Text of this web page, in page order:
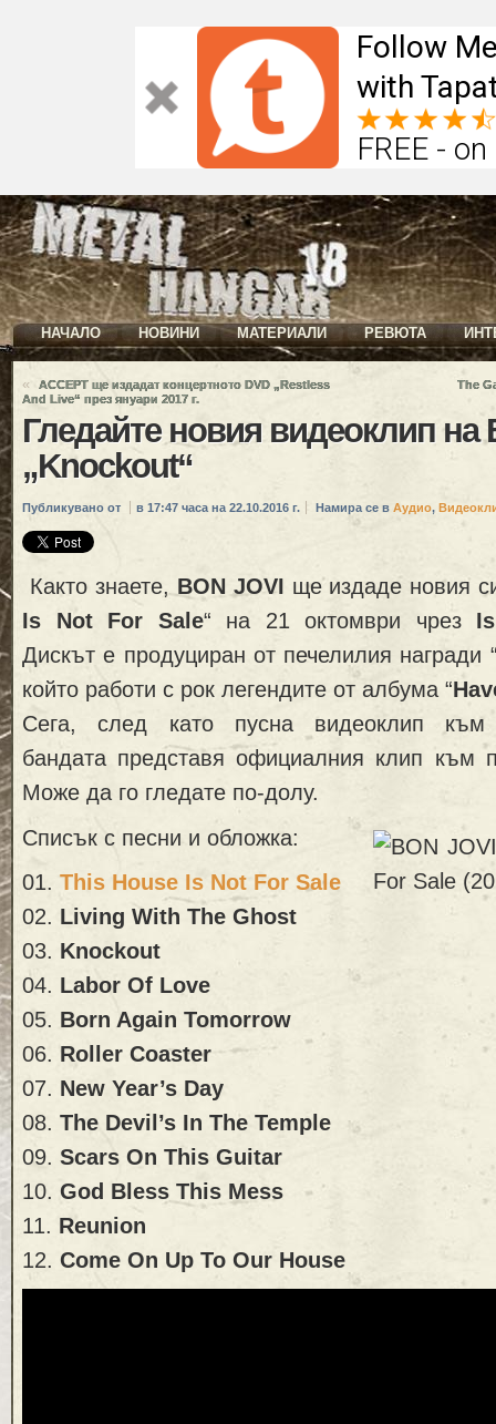
Follow
with
FREE -
НАЧАЛО НОВИНИ МАТЕРИАЛИ РЕВЮТА
«
ACCEPT ще издадат концертното DVD „Restless
And Live“ през януари 2017 г.
The
Гледайте новия видеоклип на
„Knockout“
Публикувано от в 17:47 часа на 22.10.2016 г. Намира се в Аудио,
Както знаете, BON JOVI ще издаде новия
Is Not For Sale“ на 21 октомври чрез
Дискът е продуциран от печелилия награди
който работи с рок легендите от албума “
Сега, след като пусна видеоклип към
бандата представя официалния клип към
Може да го гледате по-долу.
Списък с песни и обложка:
01. This House Is Not For Sale
02. Living With The Ghost
03. Knockout
04. Labor Of Love
05. Born Again Tomorrow
06. Roller Coaster
07. New Year’s Day
08. The Devil’s In The Temple
09. Scars On This Guitar
10. God Bless This Mess
11. Reunion
12. Come On Up To Our House